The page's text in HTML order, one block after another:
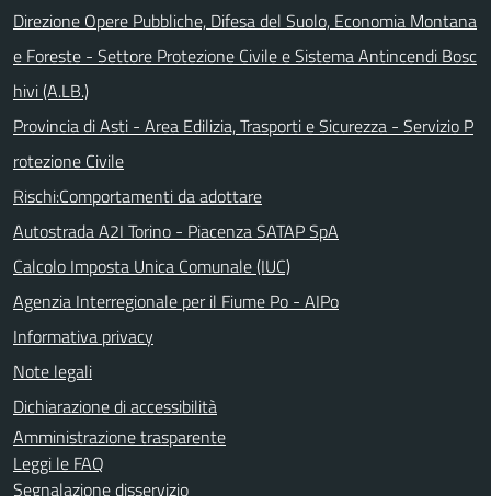
Direzione Opere Pubbliche, Difesa del Suolo, Economia Montana
e Foreste - Settore Protezione Civile e Sistema Antincendi Bosc
hivi (A.LB.)
Provincia di Asti - Area Edilizia, Trasporti e Sicurezza - Servizio P
rotezione Civile
Rischi:Comportamenti da adottare
Autostrada A2I Torino - Piacenza SATAP SpA
Calcolo Imposta Unica Comunale (IUC)
Agenzia Interregionale per il Fiume Po - AIPo
Informativa privacy
Note legali
Dichiarazione di accessibilità
Amministrazione trasparente
Leggi le FAQ
Segnalazione disservizio